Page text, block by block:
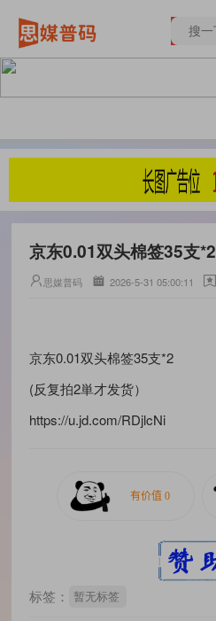
京东0.01双头棉签35支*2
思媒普码 2026-5-31 05:00:11
京东0.01双头棉签35支*2
(反复拍2単才发货）
https://u.jd.com/RDjlcNi
标签： 暂无标签